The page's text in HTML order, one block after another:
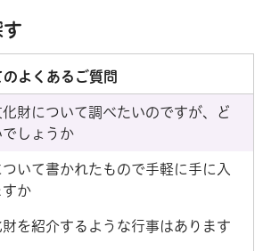
よくあるご質問
財について調べたいのですが、ど
しょうか
いて書かれたもので手軽に手に入
すか
を紹介するような行事はあります